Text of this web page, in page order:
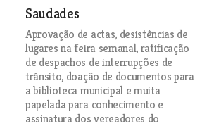
Saudades
Aprovação de actas, desistências de
lugares na feira semanal, ratificação
de despachos de interrupções de
trânsito, doação de documentos para
a biblioteca municipal e muita
papelada para conhecimento e
assinatura dos vereadores do